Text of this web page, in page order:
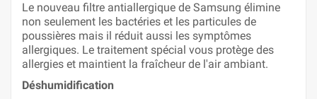
Le nouveau filtre antiallergique de Samsung élimine
non seulement les bactéries et les particules de
poussières mais il réduit aussi les symptômes
allergiques. Le traitement spécial vous protège des
allergies et maintient la fraîcheur de l'air ambiant.
Déshumidification